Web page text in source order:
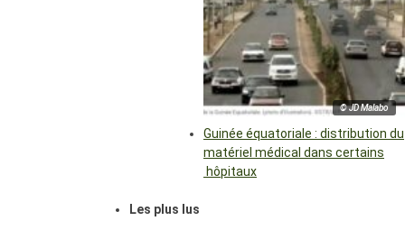
© JD Malabo
Guinée équatoriale : distribution du
matériel médical dans certains
hôpitaux
Les plus lus